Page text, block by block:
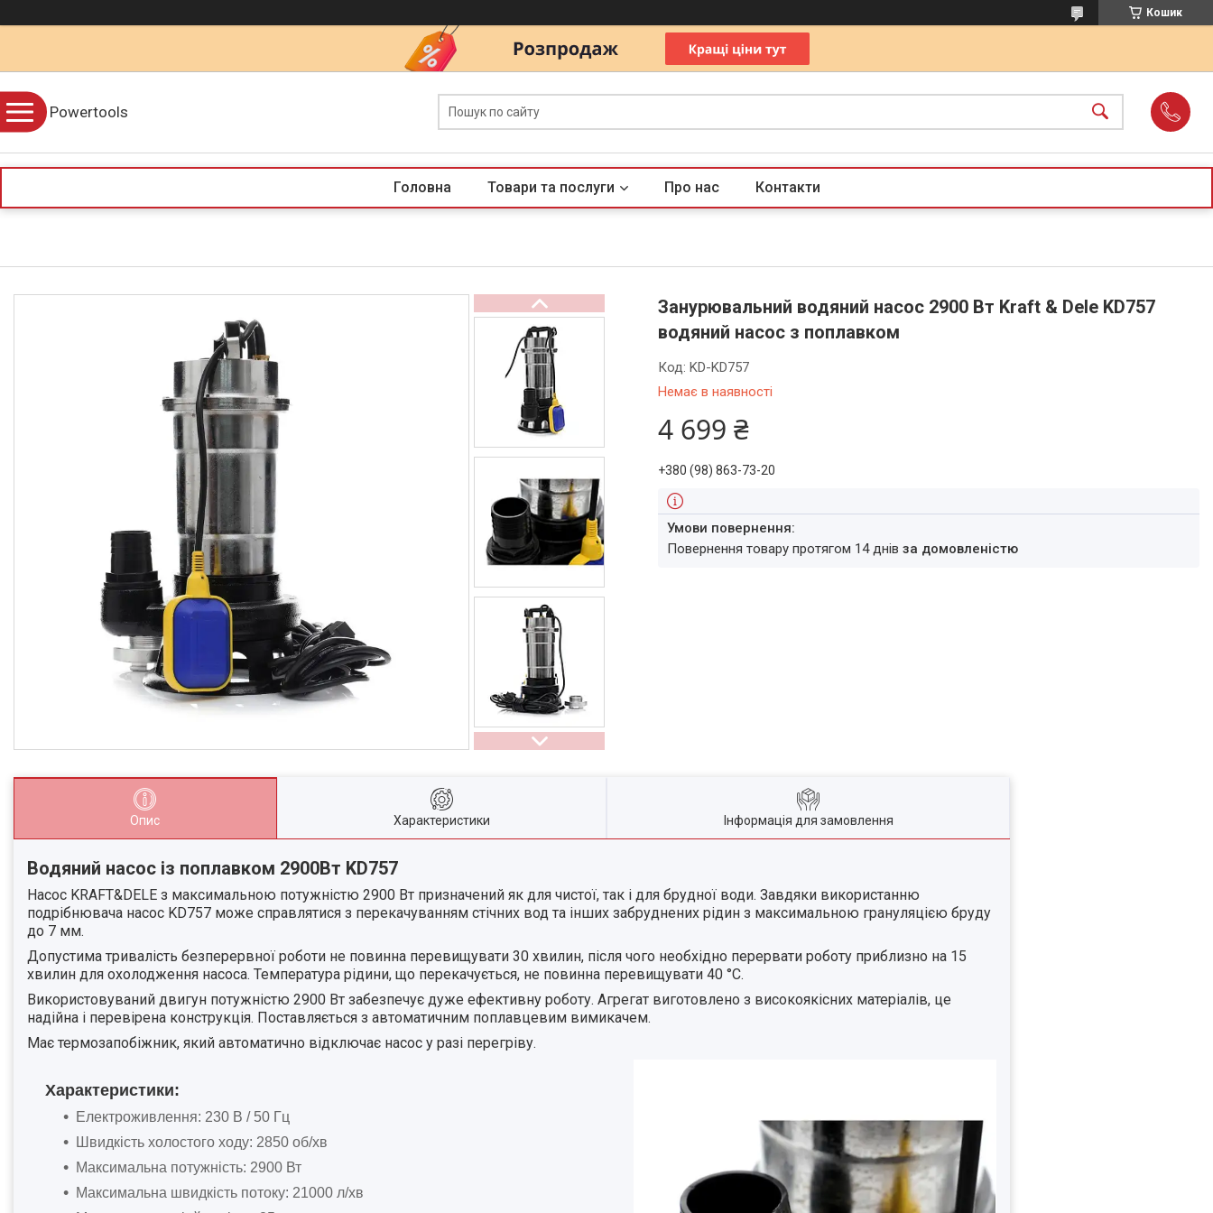
Кошик
Powertools
Головна Товари та послуги Про нас Контакти
Занурювальний водяний насос 2900 Вт Kraft & Dele KD757
водяний насос з поплавком
Немає в наявності
Код:KD-KD757
4 699 ₴
+380 (98) 863-73-20
повернення товару протягом 14 днівза домовленістю
Опис Характеристики Інформація для замовлення
Водяний насос із поплавком 2900Bт KD757
Насос KRAFT&DELE з максимальною потужністю 2900 Вт призначений як для чистої, так і для брудної води. Завдяки використанню
подрібнювача насос KD757 може справлятися з перекачуванням стічних вод та інших забруднених рідин з максимальною грануляцією бруду
до 7 мм.
Допустима тривалість безперервної роботи не повинна перевищувати 30 хвилин, після чого необхідно перервати роботу приблизно на 15
хвилин для охолодження насоса. Температура рідини, що перекачується, не повинна перевищувати 40 °C.
Використовуваний двигун потужністю 2900 Вт забезпечує дуже ефективну роботу. Агрегат виготовлено з високоякісних матеріалів, це
надійна і перевірена конструкція. Поставляється з автоматичним поплавцевим вимикачем.
Має термозапобіжник, який автоматично відключає насос у разі перегріву.
Характеристики:
Електроживлення: 230 В / 50 Гц
Швидкість холостого ходу: 2850 об/хв
Максимальна потужність: 2900 Вт
Максимальна швидкість потоку: 21000 л/хв